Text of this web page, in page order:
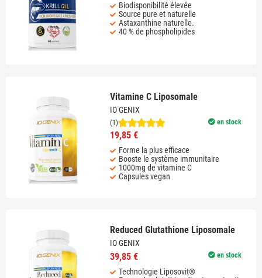
Biodisponibilité élevée
Source pure et naturelle
Astaxanthine naturelle.
40 % de phospholipides
Vitamine C Liposomale
IO GENIX
en stock
(1)
19,85 €
Forme la plus efficace
Booste le système immunitaire
1000mg de vitamine C
Capsules vegan
Reduced Glutathione Liposomale
IO GENIX
en stock
39,85 €
Technologie Liposovit®